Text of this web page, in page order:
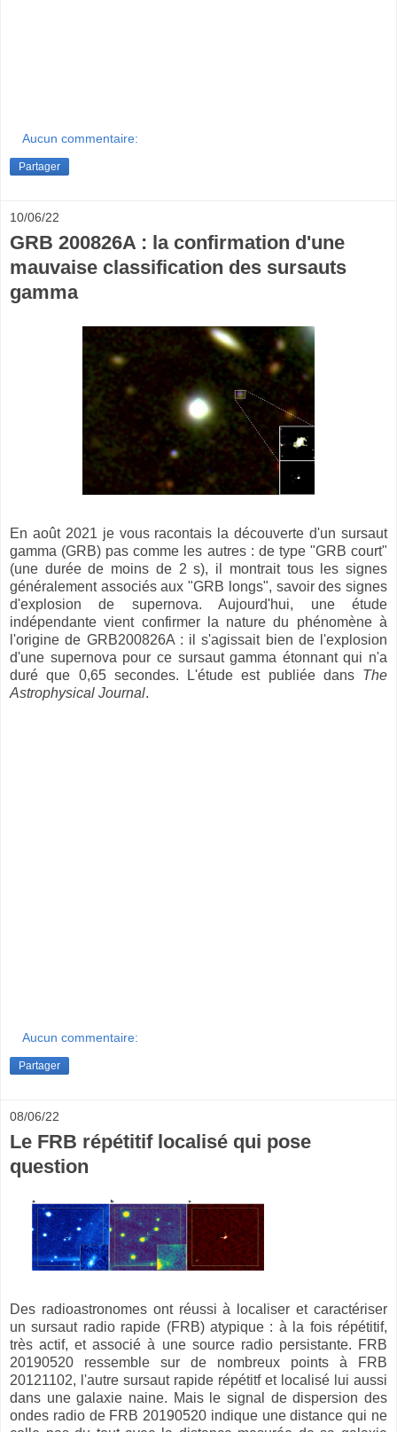
Aucun commentaire:
Partager
10/06/22
GRB 200826A : la confirmation d'une
mauvaise classification des sursauts
gamma
En août 2021 je vous racontais la découverte d'un sursaut
gamma (GRB) pas comme les autres : de type "GRB court"
(une durée de moins de 2 s), il montrait tous les signes
généralement associés aux "GRB longs", savoir des signes
d'explosion de supernova. Aujourd'hui, une étude
indépendante vient confirmer la nature du phénomène à
l'origine de GRB200826A : il s'agissait bien de l'explosion
d'une supernova pour ce sursaut gamma étonnant qui n'a
duré que 0,65 secondes. L'étude est publiée dans The
Astrophysical Journal.
Aucun commentaire:
Partager
08/06/22
Le FRB répétitif localisé qui pose
question
Des radioastronomes ont réussi à localiser et caractériser
un sursaut radio rapide (FRB) atypique : à la fois répétitif,
très actif, et associé à une source radio persistante. FRB
20190520 ressemble sur de nombreux points à FRB
20121102, l'autre sursaut rapide répétitf et localisé lui aussi
dans une galaxie naine. Mais le signal de dispersion des
ondes radio de FRB 20190520 indique une distance qui ne